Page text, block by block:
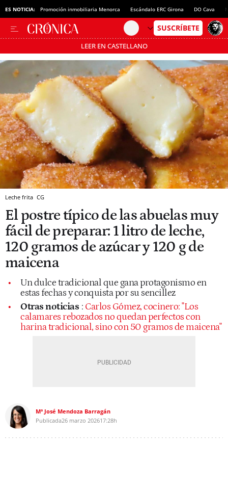
ES NOTICIA: Promoción inmobiliaria Menorca Escándalo ERC Girona DO Cava
LEER EN CASTELLANO
Pásate al MODO AHORRO
Leche frita CG
El postre típico de las abuelas muy
fácil de preparar: 1 litro de leche,
120 gramos de azúcar y 120 g de
maicena
Un dulce tradicional que gana protagonismo en
estas fechas y conquista por su sencillez
Otras noticias : Carlos Gómez, cocinero: "Los
calamares rebozados no quedan perfectos con
harina tradicional, sino con 50 gramos de maicena"
Mª José Mendoza Barragán
Publicada26 marzo 202617:28h